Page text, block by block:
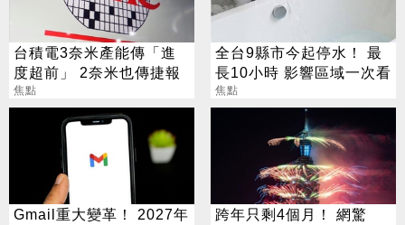
台積電3奈米產能傳「進
度超前」 2奈米也傳捷報
焦點
全台9縣市今起停水！ 最
長10小時 影響區域一次看
焦點
Gmail重大變革！ 2027年
跨年只剩4個月！ 網驚